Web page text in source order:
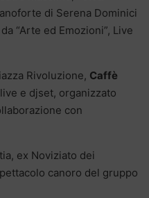
di Serena Dominici
“Arte ed Emozioni”, Live
Rivoluzione, Caffè
e djset, organizzato
con
ex Noviziato dei
canoro del gruppo